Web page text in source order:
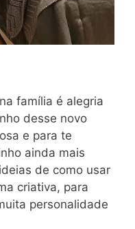
família é alegria
desse novo
e para te
ainda mais
de como usar
criativa, para
personalidade